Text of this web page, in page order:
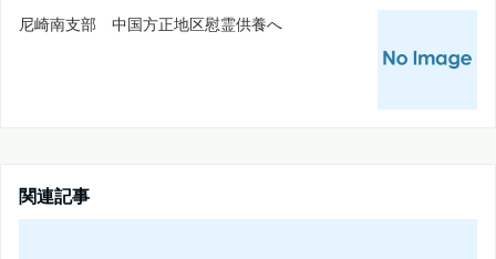
尼崎南支部 中国方正地区慰霊供養へ
関連記事